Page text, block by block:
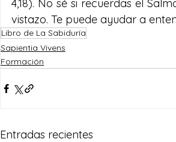
4,18). No sé si recuerdas el
vistazo. Te puede ayudar a
Libro de La Sabiduría
Sapientia Vivens
Formación
Entradas recientes